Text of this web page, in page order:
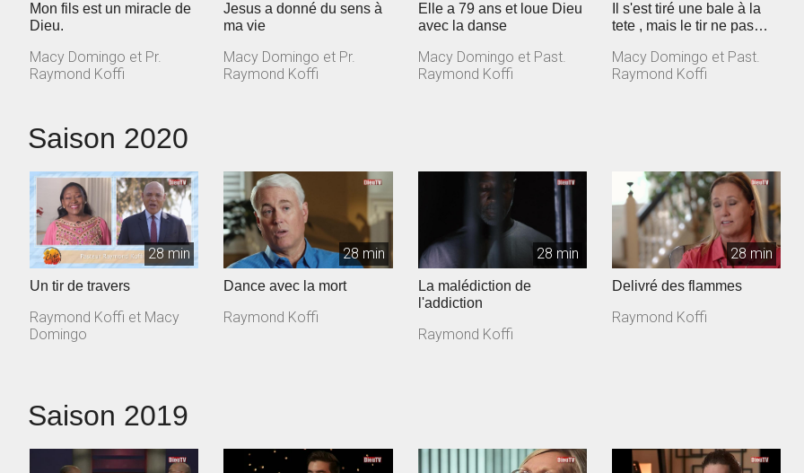
Mon fils est un miracle de
Dieu.
Macy Domingo et Pr.
Raymond Koffi
Jesus a donné du sens à
ma vie
Macy Domingo et Pr.
Raymond Koffi
Elle a 79 ans et loue Dieu
avec la danse
Macy Domingo et Past.
Raymond Koffi
Il s'est tiré une bale à la
tete , mais le tir ne pas
Macy Domingo et Past.
Raymond Koffi
Saison 2020
28 min
Un tir de travers
Raymond Koffi et Macy
Domingo
28 min
Dance avec la mort
Raymond Koffi
28 min
La malédiction de
l'addiction
Raymond Koffi
28 min
Delivré des flammes
Raymond Koffi
Saison 2019